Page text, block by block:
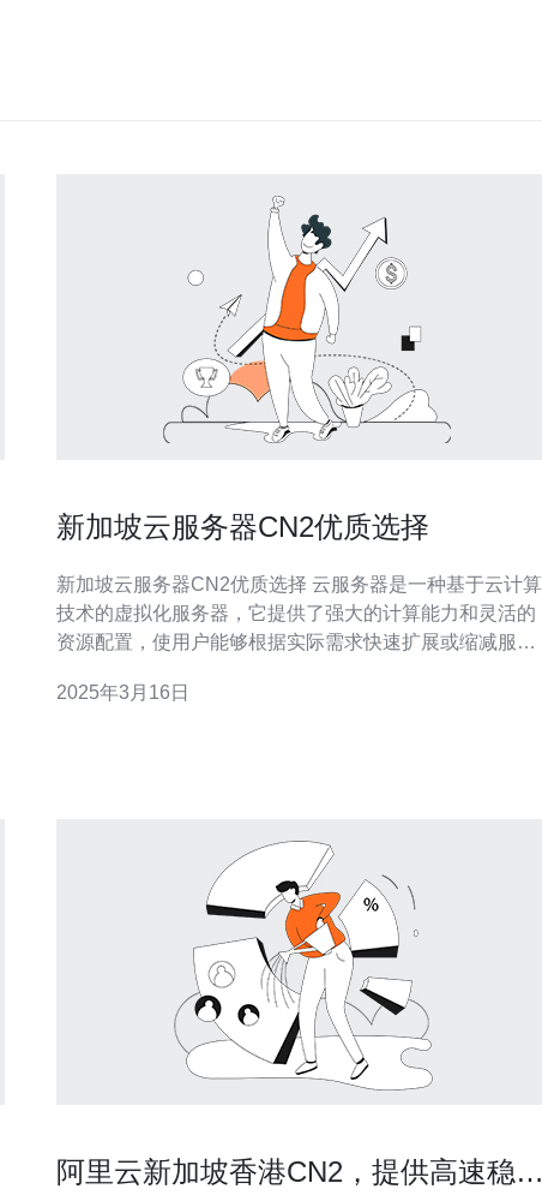
新加坡云服务器CN2优质选择
新加坡云服务器CN2优质选择 云服务器是一种基于云计算
技术的虚拟化服务器，它提供了强大的计算能力和灵活的
资源配置，使用户能够根据实际需求快速扩展或缩减服务
可靠性。 新加坡作为东南亚的科技中心，拥有先进的基础
2025年3月16日
阿里云新加坡香港CN2，提供高速稳定